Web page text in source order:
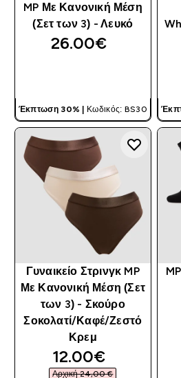
MP Με Κανονική Μέση
(Σετ των 3) - Λευκό
26.00€‎
Έκπτωση 30% | Κωδικός: BS30
Γυναικείο Στρινγκ MP
Με Κανονική Μέση (Σετ
των 3) - Σκούρο
Σοκολατί/Καφέ/Ζεστό
Κρεμ
discounted price
12.00€‎
Αρχική 24,00 €‎